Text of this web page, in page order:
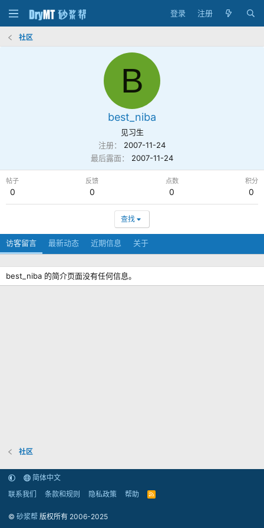
登录 注册
社区
B
best_niba
见习生
注册
2007-11-24
最后露面
2007-11-24
帖子
0
反馈
0
点数
0
积分
0
查找
访客留言 最新动态 近期信息 关于
best_niba 的简介页面没有任何信息。
社区
简体中文
联系我们
条款和规则 隐私政策 帮助
R
© 砂浆帮 版权所有 2006-2025